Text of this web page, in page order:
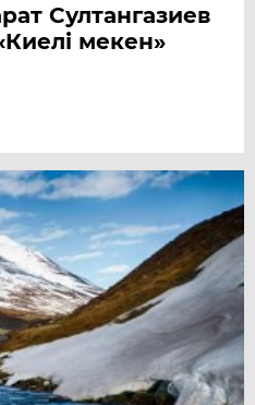
Султангазиев
мекен»